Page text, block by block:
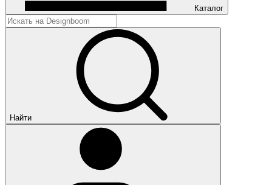
Каталог
Найти